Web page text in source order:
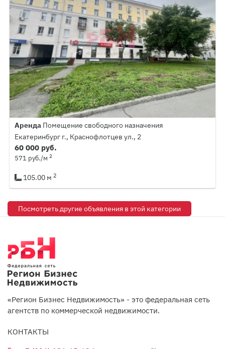
Аренда Помещение свободного назначения
Екатеринбург г., Краснофлотцев ул., 2
60 000 руб.
571 руб./м 2
105.00 м 2
Посмотреть другие объявления в этой категории
«Регион Бизнес Недвижимость» - это федеральная сеть
агентств по коммерческой недвижимости.
КОНТАКТЫ